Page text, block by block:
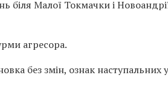
біля Малої Токмачки і
агресора.
без змін, ознак наступальних